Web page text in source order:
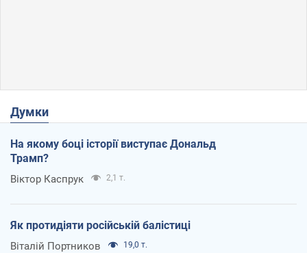
Думки
На якому боці історії виступає Дональд
Трамп?
Віктор Каспрук 2,1 т.
Як протидіяти російській балістиці
Віталій Портников 19,0 т.